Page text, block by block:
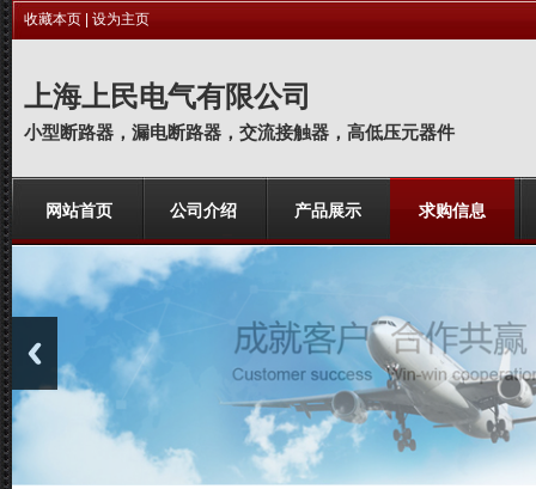
收藏本页 设为主页
上海上民电气有限公司
小型断路器，漏电断路器，交流接触器，高低压元器件
网站首页 公司介绍 产品展示 求购信息